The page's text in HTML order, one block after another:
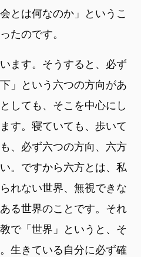
とは何なのか」というこ
たのです。
ます。そうすると、必ず
」という六つの方向があ
しても、そこを中心にし
す。寝ていても、歩いて
、必ず六つの方向、六方
。ですから六方とは、私
れない世界、無視できな
る世界のことです。それ
で「世界」というと、そ
生きている自分に必ず確